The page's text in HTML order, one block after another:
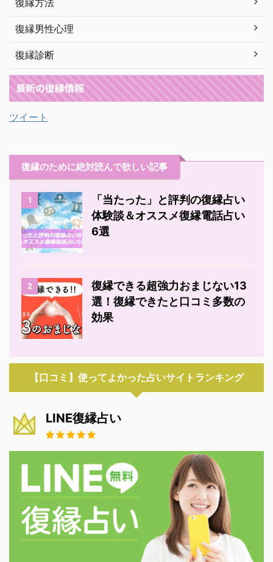
復縁方法
復縁男性心理
復縁診断
最新の復縁情報
ツイート
復縁のために絶対読んで欲しい記事
1
「当たった」と評判の復縁占い
体験談＆オススメ復縁電話占い
6選
2
復縁できる超強力おまじない13
選！復縁できたと口コミ多数の
効果
【口コミ】使ってよかった占いサイトランキング
LINE復縁占い